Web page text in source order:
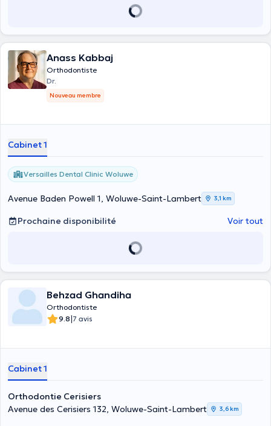
Anass Kabbaj
Orthodontiste
Dr.
Nouveau membre
Cabinet 1
Versailles Dental Clinic Woluwe
Avenue Baden Powell 1, Woluwe-Saint-Lambert 3,1 km
Prochaine disponibilité Voir tout
Behzad Ghandiha
Orthodontiste
9.8|7 avis
Cabinet 1
Orthodontie Cerisiers
Avenue des Cerisiers 132, Woluwe-Saint-Lambert
3,6 km